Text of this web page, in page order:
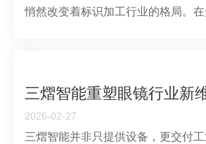
悄然改变着标识加工行业的格局。
三熠智能重塑眼镜行业新
2026-02-27
三熠智能并非只提供设备，更交付